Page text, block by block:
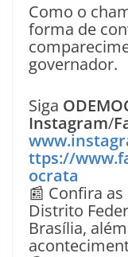
Como o
forma de
governador.
Siga
Instagram/
ttps://
ocrata
📰 Confira
Distrito
Brasília,